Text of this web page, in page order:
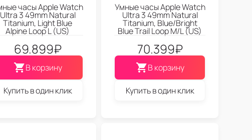
часы Apple Watch
Ultra 3 49mm Natural
Titanium, Light Blue
Alpine Loop L (US)
69.899₽
В корзину
Купить в один клик
Умные часы Apple Watch
Ultra 3 49mm Natural
Titanium, Blue/Bright
Blue Trail Loop M/L (US)
70.399₽
В корзину
Купить в один клик